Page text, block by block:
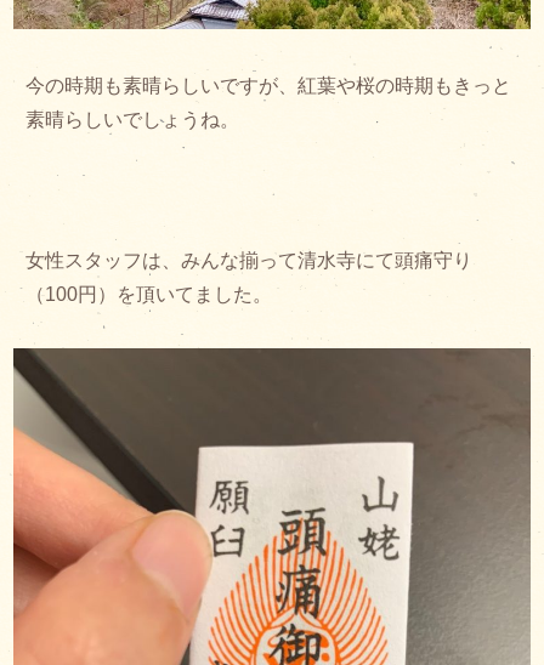
今の時期も素晴らしいですが、紅葉や桜の時期もきっと
素晴らしいでしょうね。
女性スタッフは、みんな揃って清水寺にて頭痛守り
（100円）を頂いてました。